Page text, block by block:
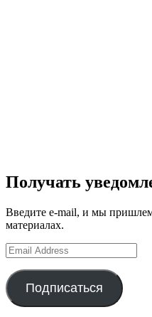
Получать
Введите e-mail, и мы
материалах.
Email
Address
Подписаться